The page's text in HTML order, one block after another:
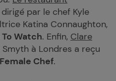
dirigé par le chef Kyle
Katina Connaughton,
Watch. Enfin, Clare
à Londres a reçu
Chef.